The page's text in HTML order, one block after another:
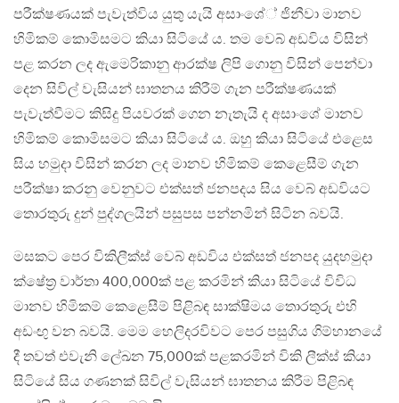
පරීක්ෂණයක් පැවැත්විය යුතු යැයි අසාංශේ් ජිනීවා මානව
හිමිකම් කොමිසමට කියා සිටියේ ය. තම වෙබ් අඩවිය විසින්
පළ කරන ලද ඇමෙරිකානු ආරක්ෂ ලිපි ගොනු විසින් පෙන්වා
දෙන සිවිල් වැසියන් ඝාතනය කිරීම් ගැන පරීක්ෂණයක්
පැවැත්වීමට කිසිදු පියවරක් ගෙන නැතැයි ද අසාංශේ මානව
හිමිකම් කොමිසමට කියා සිටියේ ය. ඔහු කියා සිටියේ එළෙස
සිය හමුදා විසින් කරන ලද මානව හිමිකම් කෙළෙසීම් ගැන
පරීක්ෂා කරනු වෙනුවට එක්සත් ජනපදය සිය වෙබ් අඩවියට
තොරතුරු දුන් පුද්ගලයින් පසුපස පන්නමින් සිටින බවයි.
මසකට පෙර විකිලීක්ස් වෙබ් අඩවිය එක්සත් ජනපද යුදහමුදා
ක්ෂේත්‍ර වාර්තා 400,000ක් පළ කරමින් කියා සිටියේ විවිධ
මානව හිමිකම් කෙළෙසීම් පිළිබඳ සාක්ෂිමය තොරතුරු එහි
අඩංඟු වන බවයි. මෙම හෙලිදරවිවට පෙර පසුගිය ගිම්හානයේ
දී තවත් එවැනි ලේඛන 75,000ක් පළකරමින් විකි ලීක්ස් කියා
සිටියේ සිය ගණනක් සිවිල් වැසියන් ඝාතනය කිරීම පිළිබඳ